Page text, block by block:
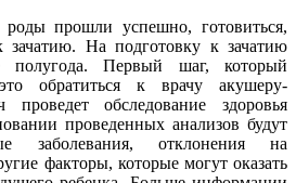
прошли успешно, готовиться,
На подготовку к зачатию
полугода. Первый шаг, который
обратиться к врачу акушеру-
проведет обследование здоровья
проведенных анализов будут
заболевания, отклонения на
факторы, которые могут оказать